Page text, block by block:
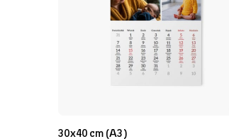
30x40 cm (A3)